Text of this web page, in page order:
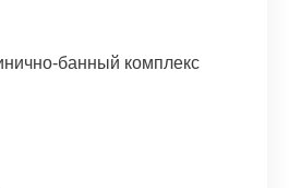
банный комплекс